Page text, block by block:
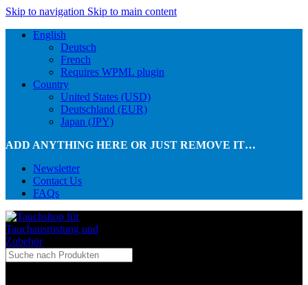
Skip to navigation Skip to main content
English
Deutsch
French
Requires WPML plugin
Country
United States (USD)
Deutschland (EUR)
Japan (JPY)
ADD ANYTHING HERE OR JUST REMOVE IT…
Newsletter
Contact Us
FAQs